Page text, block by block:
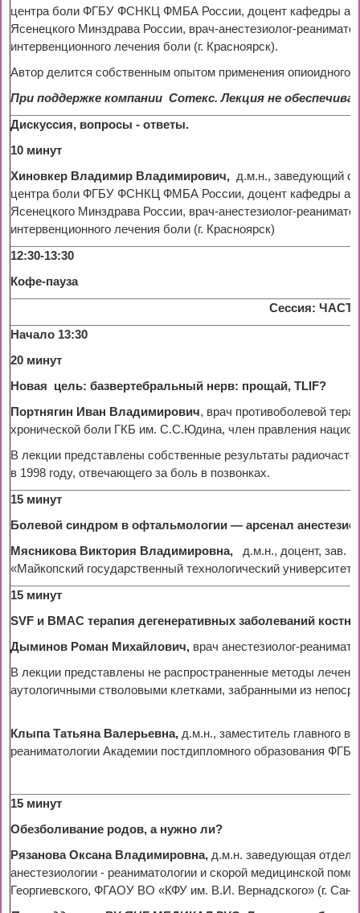
центра боли ФГБУ ФСНКЦ ФМБА России, доцент кафедры
Ясенецкого Минздрава России, врач-анестезиолог-
интервенционного лечения боли (г. Красноярск).
Автор делится собственным опытом применения опиоидного
При поддержке компании Сотекс. Лекция не
Дискуссия, вопросы - ответы.
10 минут
Хиновкер Владимир Владимирович, д.м.н., заведующий
центра боли ФГБУ ФСНКЦ ФМБА России, доцент кафедры
Ясенецкого Минздрава России, врач-анестезиолог-
интервенционного лечения боли (г. Красноярск)
12:30-13:30
Кофе-пауза
Сессия:
Начало 13:30
20 минут
Новая цель: базвертебральный нерв: прощай, TLIF?
Портнягин Иван Владимирович, врач противоболевой
хронической боли ГКБ им. С.С.Юдина, член правления
В лекции представлены собственные результаты
в 1998 году, отвечающего за боль в позвонках.
15 минут
Болевой синдром в офтальмологии — арсенал
Мясникова Виктория Владимировна, д.м.н., доцент, зав.
«Майкопский государственный технологический
15 минут
SVF и ВМАС терапия дегенеративных заболеваний
Дыминов Роман Михайлович, врач анестезиолог-
В лекции представлены не распространенные методы
аутологичными стволовыми клетками, забранными из
Клыпа Татьяна Валерьевна, д.м.н., заместитель главного
реаниматологии Академии постдипломного образования
15 минут
Обезболивание родов, а нужно ли?
Рязанова Оксана Владимировна, д.м.н. заведующая
анестезиологии - реаниматологии и скорой медицинской
Георгиевского, ФГАОУ ВО «КФУ им. В.И. Вернадского» (г.